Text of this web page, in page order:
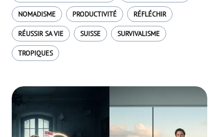
NOMADISME PRODUCTIVITÉ RÉFLÉCHIR
RÉUSSIR SA VIE SUISSE SURVIVALISME
TROPIQUES